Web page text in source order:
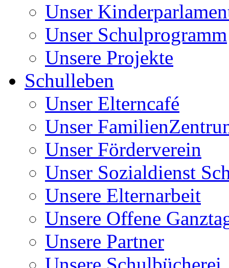
Unser
Unser Schulprogramm
Unsere Projekte
Schulleben
Unser Elterncafé
Unser
Unser Förderverein
Unser Sozialdienst
Unsere Elternarbeit
Unsere Offene
Unsere Partner